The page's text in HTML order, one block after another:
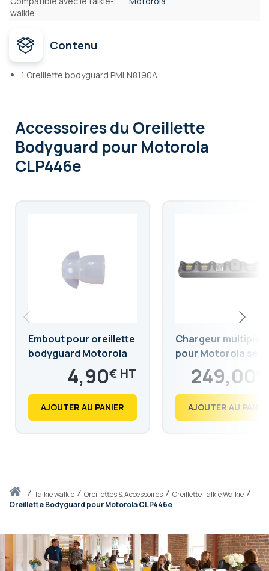
Accueiltalkie walkie Oreillettes & Accessoires
Oreillette Talkie Walkie
Oreillette Bodyguard pour Motorola CLP446e
walkie
Contenu
1 Oreillette bodyguard PMLN8190A
Accessoiresdu Oreillette
Bodyguard pour Motorola
CLP446e
Embout pour oreillette
bodyguard Motorola
4,90€
5,88
AJOUTER AU PANIER
Chargeur multiple
pour Motorola
CLP249,00
298,80
AJOUTER AU